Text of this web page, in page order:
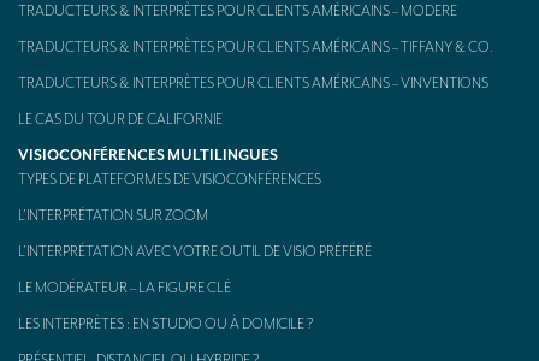
TRADUCTEURS & INTERPRÈTES POUR CLIENTS AMÉRICAINS – MODERE
TRADUCTEURS & INTERPRÈTES POUR CLIENTS AMÉRICAINS – TIFFANY & CO.
TRADUCTEURS & INTERPRÈTES POUR CLIENTS AMÉRICAINS – VINVENTIONS
LE CAS DU TOUR DE CALIFORNIE
VISIOCONFÉRENCES MULTILINGUES
TYPES DE PLATEFORMES DE VISIOCONFÉRENCES
L’INTERPRÉTATION SUR ZOOM
L’INTERPRÉTATION AVEC VOTRE OUTIL DE VISIO PRÉFÉRÉ
LE MODÉRATEUR – LA FIGURE CLÉ
LES INTERPRÈTES : EN STUDIO OU À DOMICILE ?